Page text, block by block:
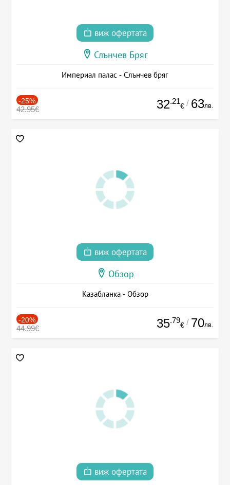
виж офертата
Слънчев Бряг
Империал палас - Слънчев бряг
-25%
42.95€ 32.21
€ / 63лв.
виж офертата
Обзор
Казабланка - Обзор
-20%
44.99€ 35.79
€ / 70лв.
виж офертата